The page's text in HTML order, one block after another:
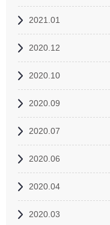
2021.01
2020.12
2020.10
2020.09
2020.07
2020.06
2020.04
2020.03